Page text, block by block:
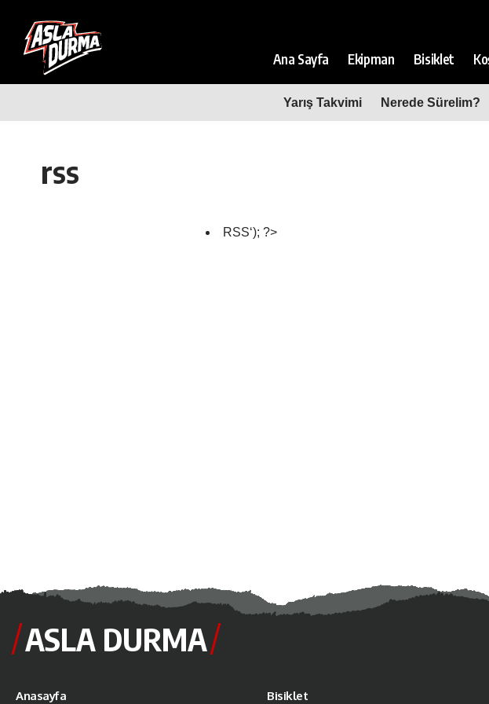
Ana Sayfa Ekipman Bisiklet
Yarış Takvimi Nerede Sürelim?
rss
RSS‘); ?>
ASLA DURMA
Anasayfa Bisiklet